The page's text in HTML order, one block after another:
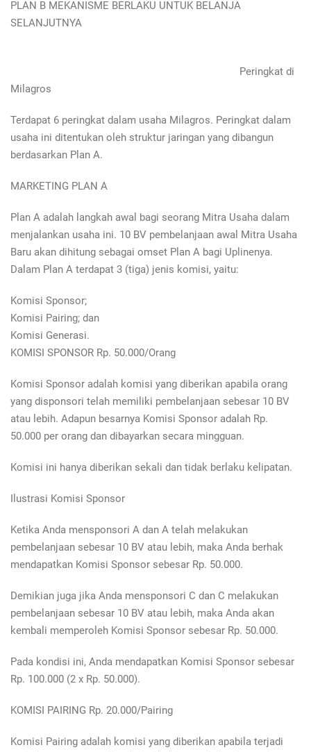
PLAN B MEKANISME BERLAKU UNTUK BELANJA
SELANJUTNYA
Peringkat di
Milagros
Terdapat 6 peringkat dalam usaha Milagros. Peringkat dalam
usaha ini ditentukan oleh struktur jaringan yang dibangun
berdasarkan Plan A.
MARKETING PLAN A
Plan A adalah langkah awal bagi seorang Mitra Usaha dalam
menjalankan usaha ini. 10 BV pembelanjaan awal Mitra Usaha
Baru akan dihitung sebagai omset Plan A bagi Uplinenya.
Dalam Plan A terdapat 3 (tiga) jenis komisi, yaitu:
Komisi Sponsor;
Komisi Pairing; dan
Komisi Generasi.
KOMISI SPONSOR Rp. 50.000/Orang
Komisi Sponsor adalah komisi yang diberikan apabila orang
yang disponsori telah memiliki pembelanjaan sebesar 10 BV
atau lebih. Adapun besarnya Komisi Sponsor adalah Rp.
50.000 per orang dan dibayarkan secara mingguan.
Komisi ini hanya diberikan sekali dan tidak berlaku kelipatan.
Ilustrasi Komisi Sponsor
Ketika Anda mensponsori A dan A telah melakukan
pembelanjaan sebesar 10 BV atau lebih, maka Anda berhak
mendapatkan Komisi Sponsor sebesar Rp. 50.000.
Demikian juga jika Anda mensponsori C dan C melakukan
pembelanjaan sebesar 10 BV atau lebih, maka Anda akan
kembali memperoleh Komisi Sponsor sebesar Rp. 50.000.
Pada kondisi ini, Anda mendapatkan Komisi Sponsor sebesar
Rp. 100.000 (2 x Rp. 50.000).
KOMISI PAIRING Rp. 20.000/Pairing
Komisi Pairing adalah komisi yang diberikan apabila terjadi